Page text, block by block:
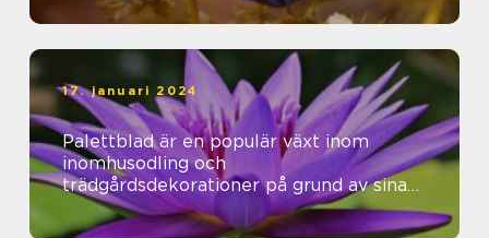
17. januari 2024
Palettblad är en populär växt inom
inomhusodling och
trädgårdsdekorationer på grund av sina
vackra färger och mönster